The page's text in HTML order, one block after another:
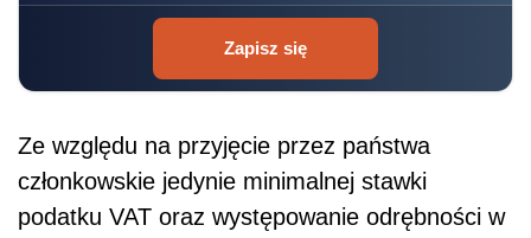
Zapisz się
Ze względu na przyjęcie przez państwa
członkowskie jedynie minimalnej stawki
podatku VAT oraz występowanie odrębności w